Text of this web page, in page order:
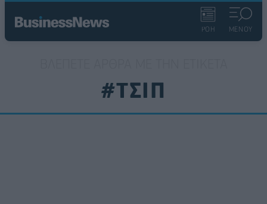
ΡΟΗ ΜΕΝΟΥ
#ΤΣΙΠ